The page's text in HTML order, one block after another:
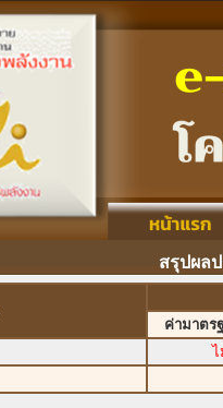
สรุปผล
ค่ามาตร